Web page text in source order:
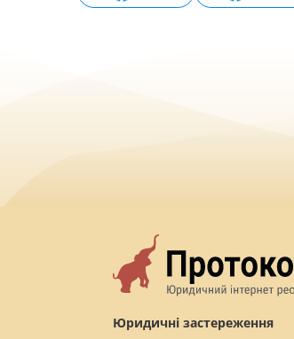
Юридичні застереження